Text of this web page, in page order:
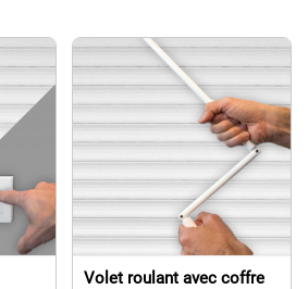
Volet roulant avec coffre